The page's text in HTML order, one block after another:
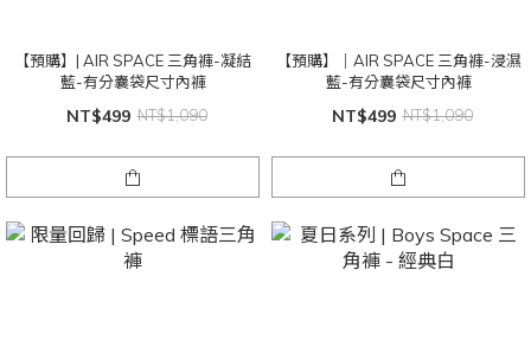
【預購】| AIR SPACE 三角褲-凝結
藍-有分囊袋尺寸內褲
NT$499 NT$1,090
【預購】｜AIR SPACE 三角褲-浸濕
藍-有分囊袋尺寸內褲
NT$499 NT$1,090